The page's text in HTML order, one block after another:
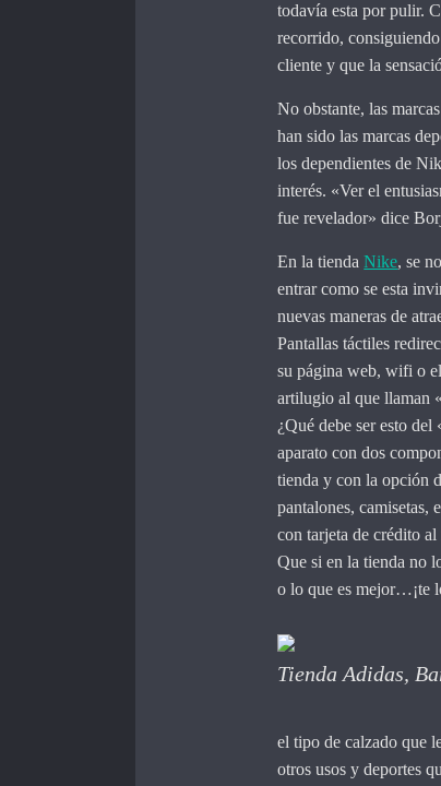
todavía esta por pulir.
recorrido,
cliente y que la
No obstante, las
han sido las marcas
los dependientes de
interés. «Ver el
fue revelador» dice
En la tiendaNike, se
entrar como se esta
nuevas maneras de
Pantallas táctiles
su página web, wifi o
artilugio al que llaman
¿Qué debe ser esto
aparato con dos
tienda y con la opción
pantalones, camisetas,
con tarjeta de crédito
Que si en la tienda no
o lo que es mejor…¡te
Tienda Adidas,
el tipo de calzado que
otros usos y deportes